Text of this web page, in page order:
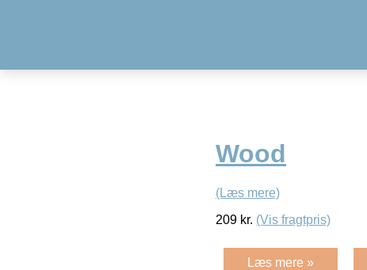
Wood
(Læs mere)
209 kr. (Vis fragtpris)
Læs mere »